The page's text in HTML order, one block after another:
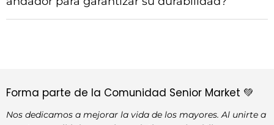
Forma parte de la Comunidad Senior Market 💚
Nos dedicamos a mejorar la vida de los mayores. Al unirte a